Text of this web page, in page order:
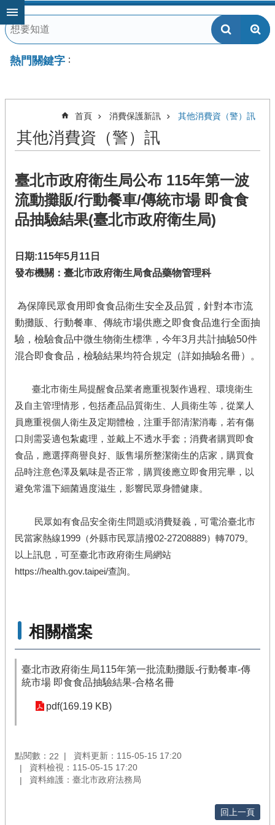
跳到主要內容區塊
熱門關鍵字
首頁 消費保護新訊 其他消費資（警）訊
其他消費資（警）訊
臺北市政府衛生局公布 115年第一波
流動攤販/行動餐車/傳統市場 即食食
品抽驗結果(臺北市政府衛生局)
日期:115年5月11日
發布機關：臺北市政府衛生局食品藥物管理科
為保障民眾食用即食食品衛生安全及品質，針對本市流
動攤販、行動餐車、傳統市場供應之即食食品進行全面抽
驗，檢驗食品中微生物衛生標準，今年3月共計抽驗50件
混合即食食品，檢驗結果均符合規定（詳如抽驗名冊）。
臺北市衛生局提醒食品業者應重視製作過程、環境衛生
及自主管理情形，包括產品品質衛生、人員衛生等，從業人
員應重視個人衛生及定期體檢，注重手部清潔消毒，若有傷
口則需妥適包紮處理，並戴上不透水手套；消費者購買即食
食品，應選擇商譽良好、販售場所整潔衛生的店家，購買食
品時注意色澤及氣味是否正常，購買後應立即食用完畢，以
避免常溫下細菌過度滋生，影響民眾身體健康。
民眾如有食品安全衛生問題或消費疑義，可電洽臺北市
民當家熱線1999（外縣市民眾請撥02-27208889）轉7079。
以上訊息，可至臺北市政府衛生局網站
https://health.gov.taipei/查詢。
相關檔案
臺北市政府衛生局115年第一批流動攤販-行動餐車-傳
統市場 即食食品抽驗結果-合格名冊
pdf(169.19 KB)
點閱數： 22
資料更新：115-05-15 17:20
資料檢視：115-05-15 17:20
資料維護：臺北市政府法務局
回上一頁